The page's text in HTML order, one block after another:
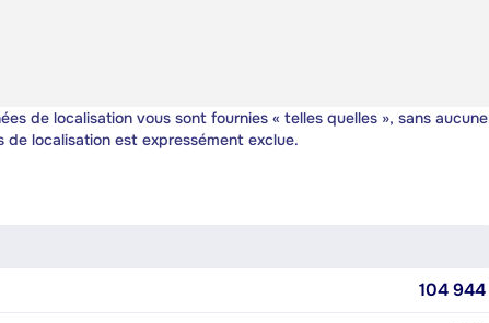
de localisation vous sont fournies « telles quelles », sans aucune
localisation est expressément exclue.
104 944